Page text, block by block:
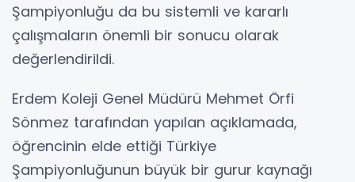
Şampiyonluğu da bu sistemli ve kararlı
çalışmaların önemli bir sonucu olarak
değerlendirildi.
Erdem Koleji Genel Müdürü Mehmet Örfi
Sönmez tarafından yapılan açıklamada,
öğrencinin elde ettiği Türkiye
Şampiyonluğunun büyük bir gurur kaynağı